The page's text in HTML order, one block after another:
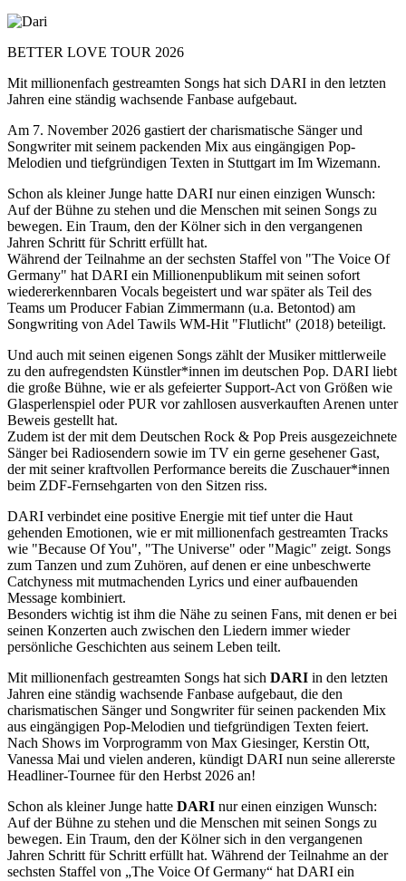
BETTER LOVE TOUR 2026
Mit millionenfach gestreamten Songs hat sich DARI in den letzten
Jahren eine ständig wachsende Fanbase aufgebaut.
Am 7. November 2026 gastiert der charismatische Sänger und
Songwriter mit seinem packenden Mix aus eingängigen Pop-
Melodien und tiefgründigen Texten in Stuttgart im Im Wizemann.
Schon als kleiner Junge hatte DARI nur einen einzigen Wunsch:
Auf der Bühne zu stehen und die Menschen mit seinen Songs zu
bewegen. Ein Traum, den der Kölner sich in den vergangenen
Jahren Schritt für Schritt erfüllt hat.
Während der Teilnahme an der sechsten Staffel von "The Voice Of
Germany" hat DARI ein Millionenpublikum mit seinen sofort
wiedererkennbaren Vocals begeistert und war später als Teil des
Teams um Producer Fabian Zimmermann (u.a. Betontod) am
Songwriting von Adel Tawils WM-Hit "Flutlicht" (2018) beteiligt.
Und auch mit seinen eigenen Songs zählt der Musiker mittlerweile
zu den aufregendsten Künstler*innen im deutschen Pop. DARI liebt
die große Bühne, wie er als gefeierter Support-Act von Größen wie
Glasperlenspiel oder PUR vor zahllosen ausverkauften Arenen unter
Beweis gestellt hat.
Zudem ist der mit dem Deutschen Rock & Pop Preis ausgezeichnete
Sänger bei Radiosendern sowie im TV ein gerne gesehener Gast,
der mit seiner kraftvollen Performance bereits die Zuschauer*innen
beim ZDF-Fernsehgarten von den Sitzen riss.
DARI verbindet eine positive Energie mit tief unter die Haut
gehenden Emotionen, wie er mit millionenfach gestreamten Tracks
wie "Because Of You", "The Universe" oder "Magic" zeigt. Songs
zum Tanzen und zum Zuhören, auf denen er eine unbeschwerte
Catchyness mit mutmachenden Lyrics und einer aufbauenden
Message kombiniert.
Besonders wichtig ist ihm die Nähe zu seinen Fans, mit denen er bei
seinen Konzerten auch zwischen den Liedern immer wieder
persönliche Geschichten aus seinem Leben teilt.
Mit millionenfach gestreamten Songs hat sich DARI in den letzten
Jahren eine ständig wachsende Fanbase aufgebaut, die den
charismatischen Sänger und Songwriter für seinen packenden Mix
aus eingängigen Pop-Melodien und tiefgründigen Texten feiert.
Nach Shows im Vorprogramm von Max Giesinger, Kerstin Ott,
Vanessa Mai und vielen anderen, kündigt DARI nun seine allererste
Headliner-Tournee für den Herbst 2026 an!
Schon als kleiner Junge hatte DARI nur einen einzigen Wunsch:
Auf der Bühne zu stehen und die Menschen mit seinen Songs zu
bewegen. Ein Traum, den der Kölner sich in den vergangenen
Jahren Schritt für Schritt erfüllt hat. Während der Teilnahme an der
sechsten Staffel von „The Voice Of Germany“ hat DARI ein